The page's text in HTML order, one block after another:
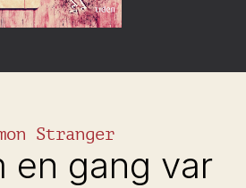
Stranger
en gang var